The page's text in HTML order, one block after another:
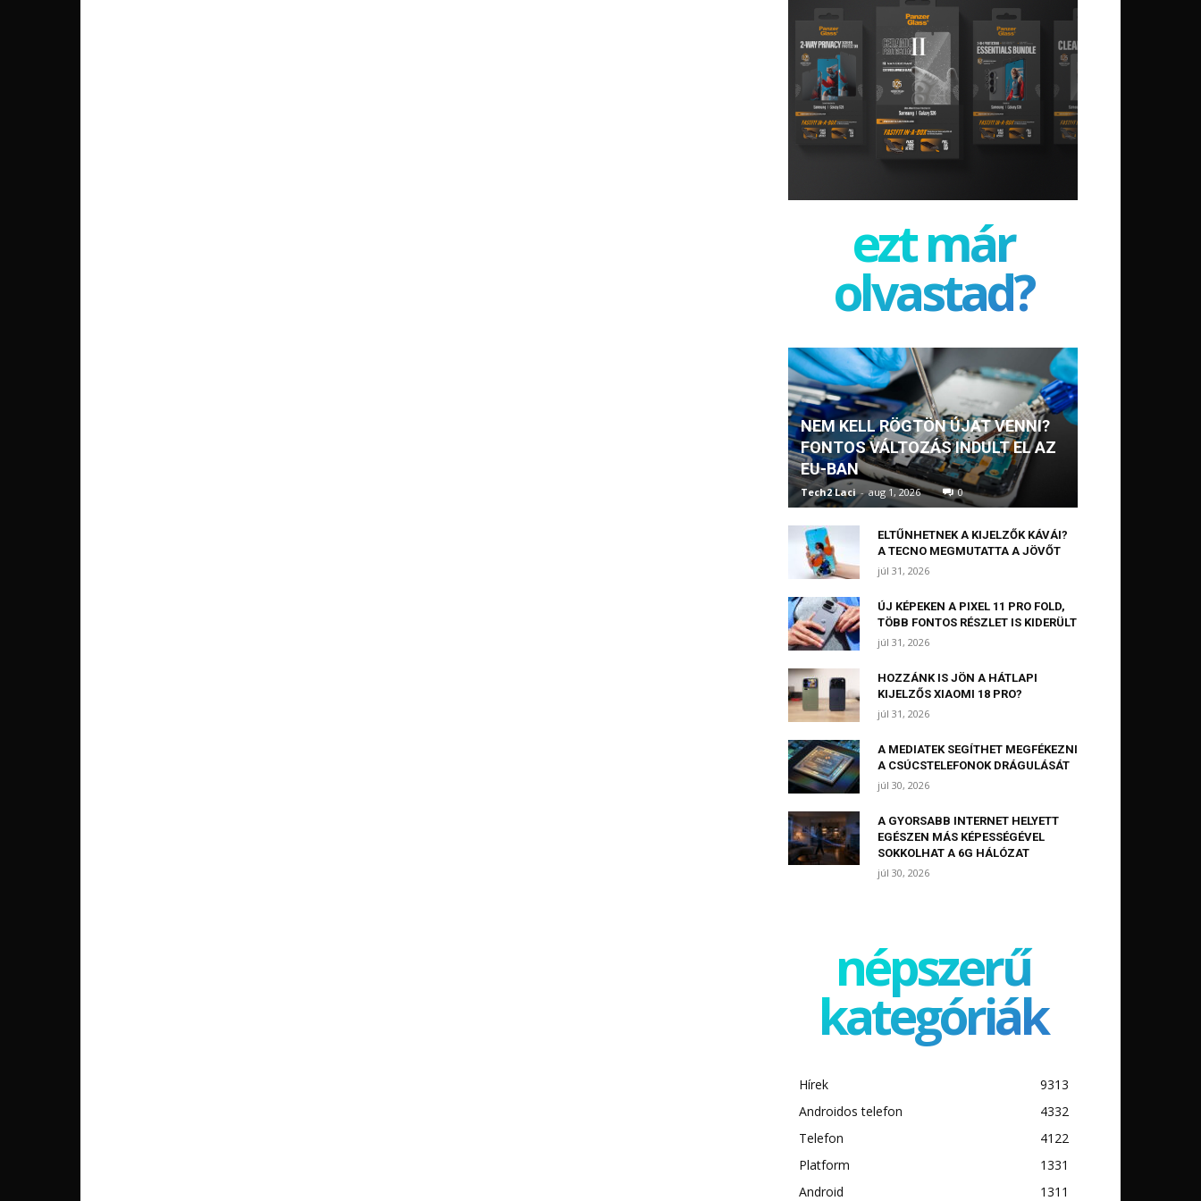
ezt már
olvastad?
NEM KELL RÖGTÖN ÚJAT VENNI?
FONTOS VÁLTOZÁS INDULT EL AZ
EU-BAN
Tech2 Laci - aug 1, 2026 0
ELTŰNHETNEK A KIJELZŐK KÁVÁI?
A TECNO MEGMUTATTA A JÖVŐT
júl 31, 2026
ÚJ KÉPEKEN A PIXEL 11 PRO FOLD,
TÖBB FONTOS RÉSZLET IS KIDERÜLT
júl 31, 2026
HOZZÁNK IS JÖN A HÁTLAPI
KIJELZŐS XIAOMI 18 PRO?
júl 31, 2026
A MEDIATEK SEGÍTHET MEGFÉKEZNI
A CSÚCSTELEFONOK DRÁGULÁSÁT
júl 30, 2026
A GYORSABB INTERNET HELYETT
EGÉSZEN MÁS KÉPESSÉGÉVEL
SOKKOLHAT A 6G HÁLÓZAT
júl 30, 2026
népszerű
kategóriák
Hírek
9313
Androidos telefon
4332
Telefon
4122
Platform
1331
Android
1311